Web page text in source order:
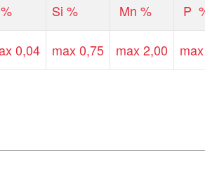
Si % Mn % P
0,04 max 0,75 max 2,00